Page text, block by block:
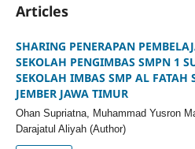
Articles
SHARING PENERAPAN
SEKOLAH PENGIMBAS SMPN 1
SEKOLAH IMBAS SMP AL FATAH
JEMBER JAWA TIMUR
Ohan Supriatna, Muhammad Yusron
Darajatul Aliyah (Author)